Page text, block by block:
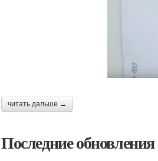
читать дальше →
Последние обновления